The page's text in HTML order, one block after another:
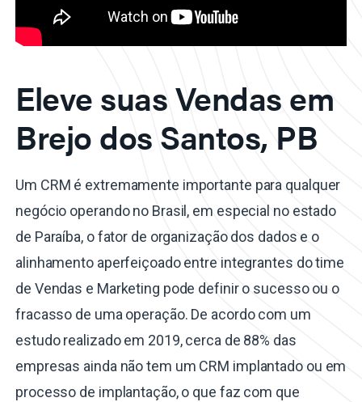
Eleve suas Vendas em
Brejo dos Santos, PB
Um CRM é extremamente importante para qualquer
negócio operando no Brasil, em especial no estado
de Paraíba, o fator de organização dos dados e o
alinhamento aperfeiçoado entre integrantes do time
de Vendas e Marketing pode definir o sucesso ou o
fracasso de uma operação. De acordo com um
estudo realizado em 2019, cerca de 88% das
empresas ainda não tem um CRM implantado ou em
processo de implantação, o que faz com que